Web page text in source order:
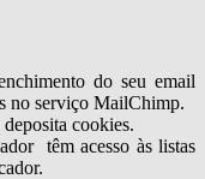
do seu email
no serviço MailChimp.
cookies.
têm acesso às listas